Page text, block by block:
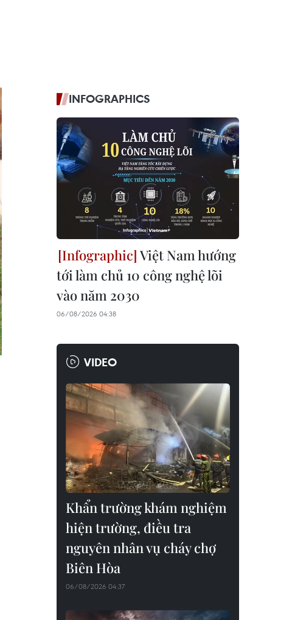
INFOGRAPHICS
Việt Nam hướng
tới làm chủ 10 công nghệ lõi
vào năm 2030
06/08/2026 04:38
VIDEO
Khẩn trường khám nghiệm
hiện trường, điều tra
nguyên nhân vụ cháy chợ
Biên Hòa
06/08/2026 04:37